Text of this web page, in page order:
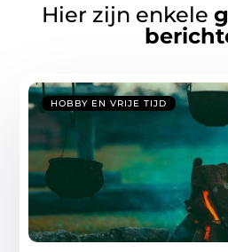
Hier zijn enkele
HOBBY EN VRIJE TIJD